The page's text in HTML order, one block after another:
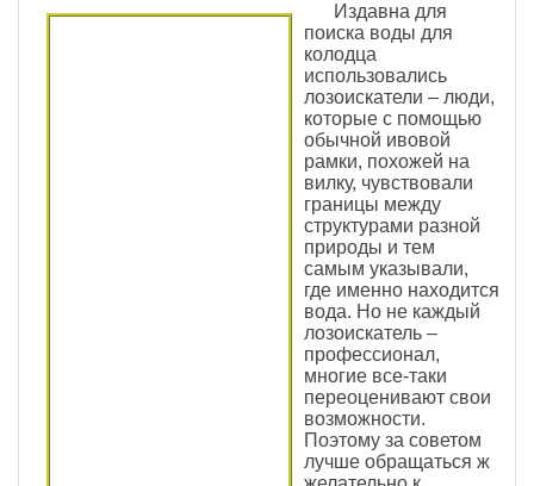
Издавна для
поиска воды для
колодца
использовались
лозоискатели – люди,
которые с помощью
обычной ивовой
рамки, похожей на
вилку, чувствовали
границы между
структурами разной
природы и тем
самым указывали,
где именно находится
вода. Но не каждый
лозоискатель –
профессионал,
многие все-таки
переоценивают свои
возможности.
Поэтому за советом
лучше обращаться ж